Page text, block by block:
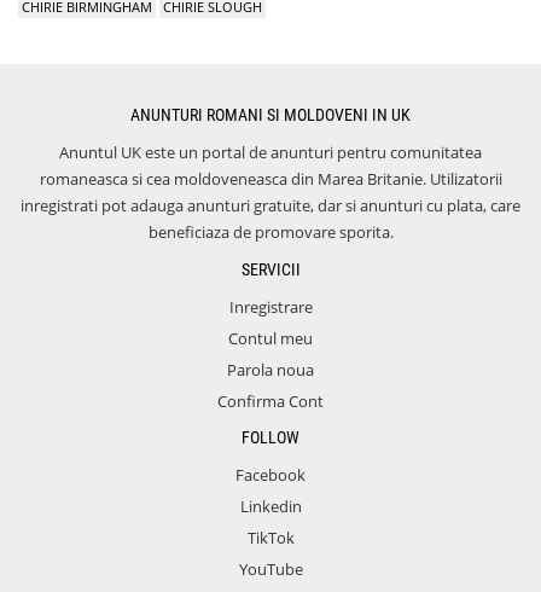
CHIRIE BIRMINGHAM
CHIRIE SLOUGH
ANUNTURI ROMANI SI MOLDOVENI IN UK
Anuntul UK este un portal de anunturi pentru comunitatea
romaneasca si cea moldoveneasca din Marea Britanie. Utilizatorii
inregistrati pot adauga anunturi gratuite, dar si anunturi cu plata, care
beneficiaza de promovare sporita.
SERVICII
Inregistrare
Contul meu
Parola noua
Confirma Cont
FOLLOW
Facebook
Linkedin
TikTok
YouTube